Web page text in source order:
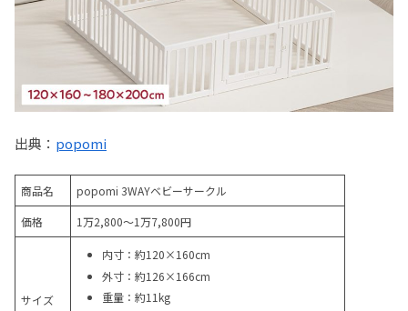
出典： popomi
商品名
popomi 3WAYベビーサークル
価格
1万2,800～1万7,800円
サイズ
内寸：約120×160cm
外寸：約126×166cm
重量：約11kg